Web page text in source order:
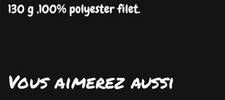
130 g ,100% polyester filet.
Vous aimerez aussi